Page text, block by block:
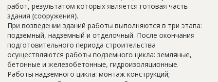
работ, результатом которых является готовая часть
здания (сооружения).
При возведении зданий работы выполняются в три этапа:
подземный, надземный и отделочный. После окончания
подготовительного периода строительства
осуществляются работы подземного цикла: земляные,
бетонные и железобетонные, гидроизоляционные.
Работы надземного цикла: монтаж конструкций;